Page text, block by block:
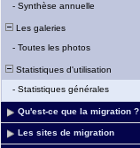
- Synthèse annuelle
Les galeries
- Toutes les photos
Statistiques d'utilisation
- Statistiques générales
Qu'est-ce que la migration ?
Les sites de migration